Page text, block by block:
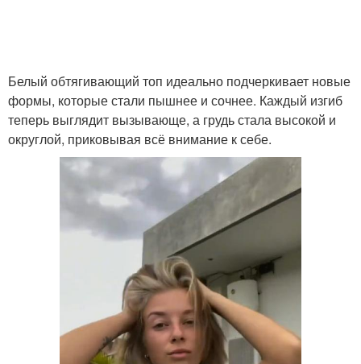
Белый обтягивающий топ идеально подчеркивает новые
формы, которые стали пышнее и сочнее. Каждый изгиб
теперь выглядит вызывающе, а грудь стала высокой и
округлой, приковывая всё внимание к себе.